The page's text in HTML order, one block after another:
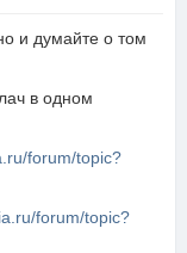
и думайте о том
в одном
forum/topic?
forum/topic?